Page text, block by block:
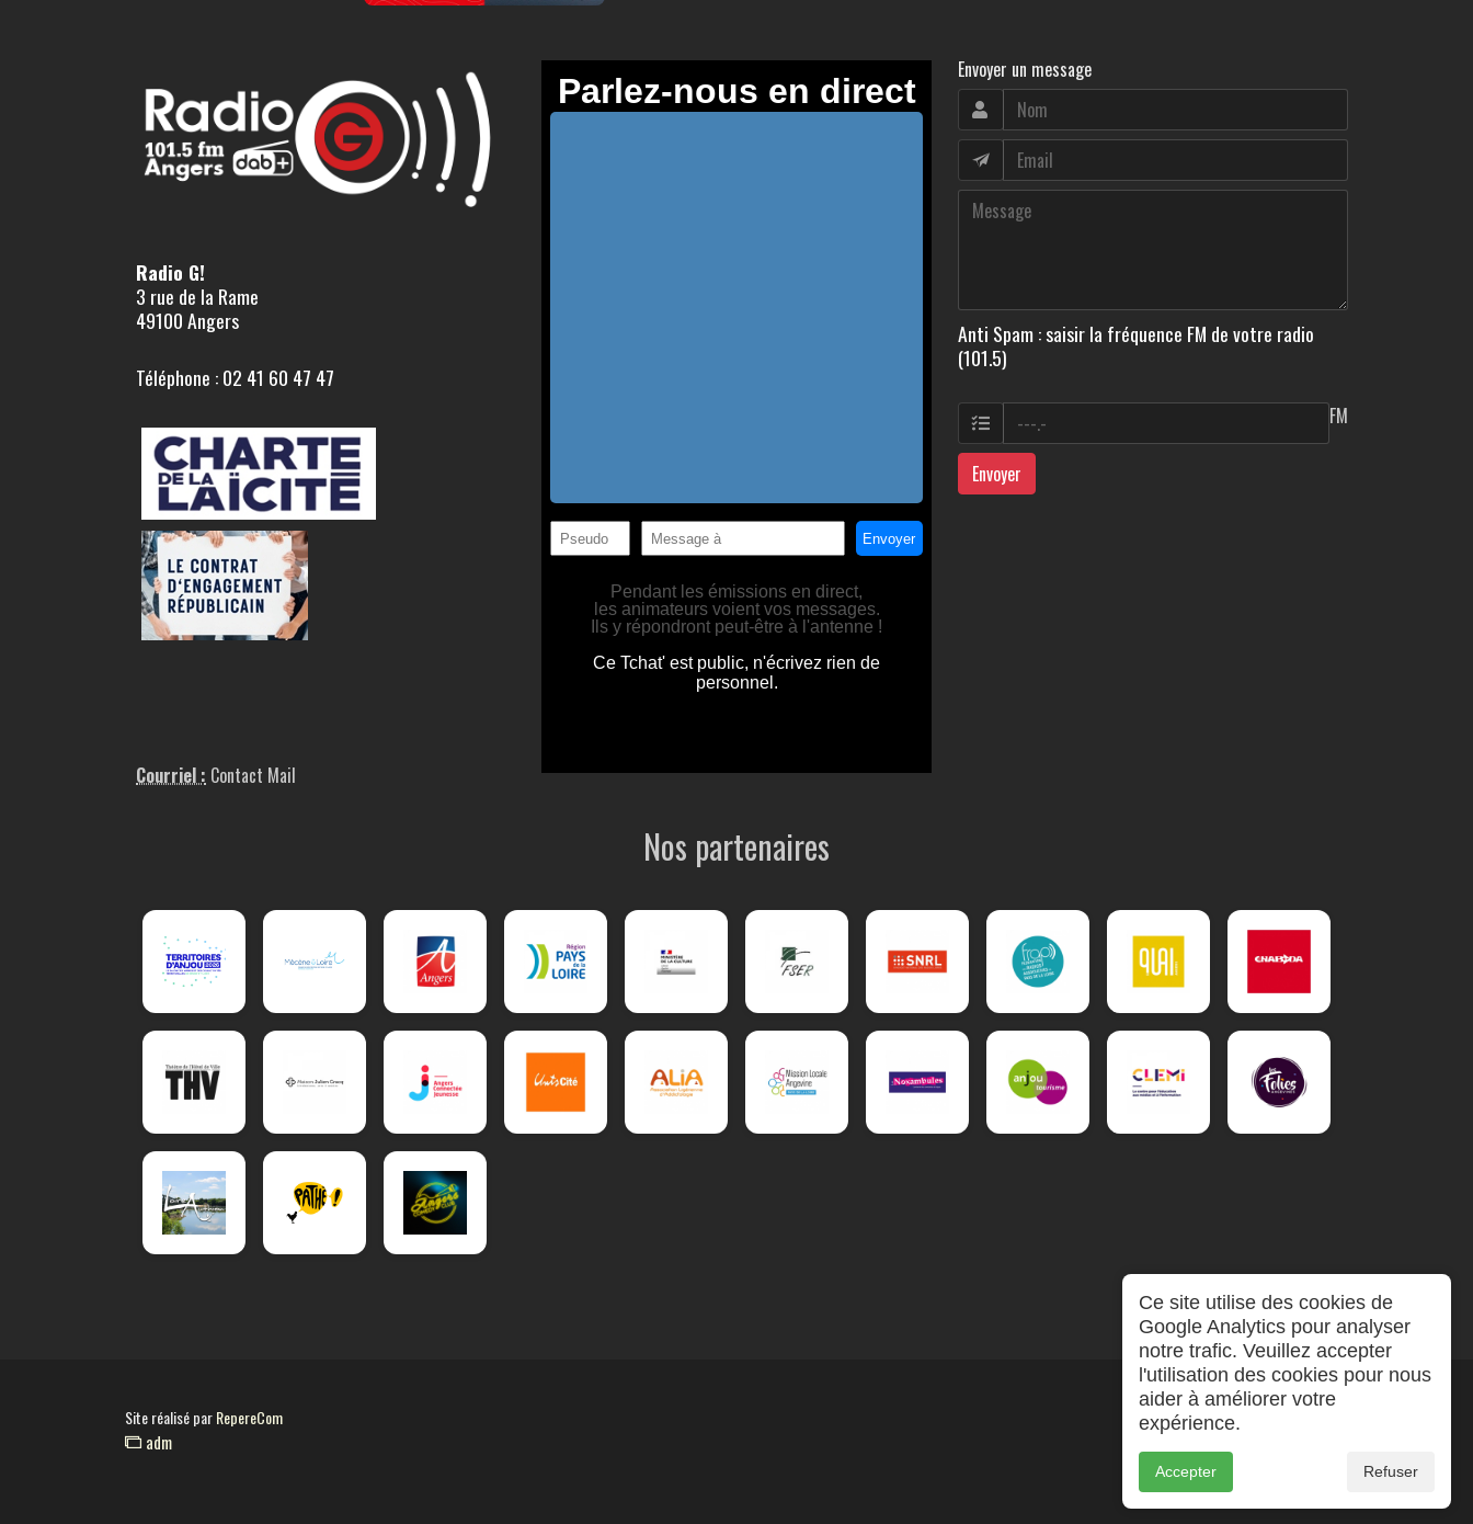
Radio G!
3 rue de la Rame
49100 Angers
Téléphone : 02 41 60 47 47
Courriel : Contact Mail
Envoyer un message
Anti Spam : saisir la fréquence FM de votre radio
(101.5)
FM
Envoyer
Nos partenaires
Site réalisé parRepereCom
adm
Ce site utilise des cookies de
Google Analytics pour analyser
notre trafic. Veuillez accepter
l'utilisation des cookies pour nous
aider à améliorer votre
expérience.
Accepter Refuser